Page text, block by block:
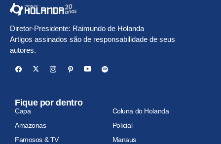
Diretor-Presidente: Raimundo de Holanda
Artigos assinados são de responsabilidade de seus
autores.
Fique por dentro
Capa
Coluna do Holanda
Amazonas
Policial
Famosos & TV
Manaus